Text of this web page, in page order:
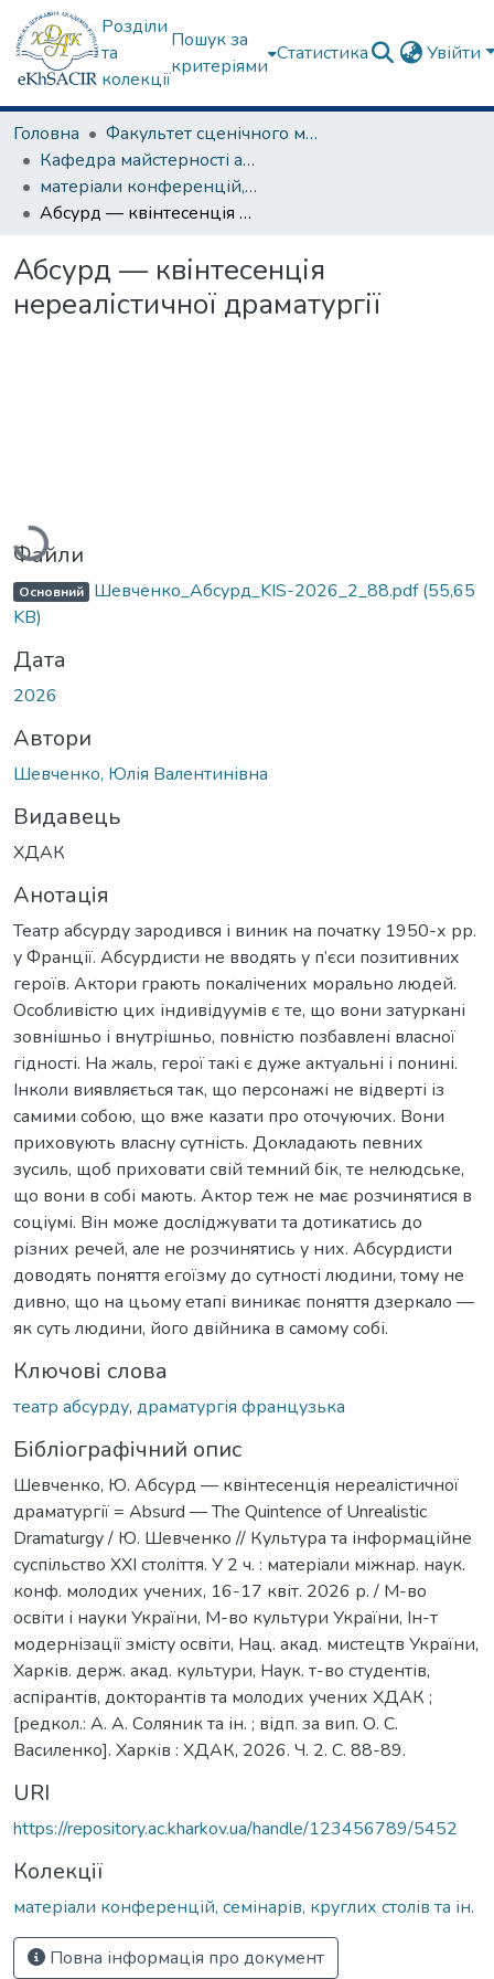
Розділи
та
колекції
Пошук за
критеріями
Статистика Увійти
Головна
Факультет сценічного мистецтва
Кафедра майстерності актора
матеріали конференцій, семінарів, круглих столів та ін.
Абсурд — квінтесенція нереалістичної драматургії
Абсурд — квінтесенція
нереалістичної драматургії
Вантажиться...
Файли
Основний Шевченко_Абсурд_KIS-2026_2_88.pdf(55,65
KB)
Дата
2026
Автори
Шевченко, Юлія Валентинівна
Видавець
ХДАК
Анотація
Театр абсурду зародився і виник на початку 1950-х рр.
у Франції. Абсурдисти не вводять у п’єси позитивних
героїв. Актори грають покалічених морально людей.
Особливістю цих індивідуумів є те, що вони затуркані
зовнішньо і внутрішньо, повністю позбавлені власної
гідності. На жаль, герої такі є дуже актуальні і понині.
Інколи виявляється так, що персонажі не відверті із
самими собою, що вже казати про оточуючих. Вони
приховують власну сутність. Докладають певних
зусиль, щоб приховати свій темний бік, те нелюдське,
що вони в собі мають. Актор теж не має розчинятися в
соціумі. Він може досліджувати та дотикатись до
різних речей, але не розчинятись у них. Абсурдисти
доводять поняття егоїзму до сутності людини, тому не
дивно, що на цьому етапі виникає поняття дзеркало —
як суть людини, його двійника в самому собі.
Ключові слова
театр абсурду, драматургія французька
Бібліографічний опис
Шевченко, Ю. Абсурд — квінтесенція нереалістичної
драматургії = Absurd — The Quintence оf Unrealistic
Dramaturgy / Ю. Шевченко // Культура та інформаційне
суспільство ХХІ століття. У 2 ч. : матеріали міжнар. наук.
конф. молодих учених, 16-17 квіт. 2026 р. / М-во
освіти і науки України, М-во культури України, Ін-т
модернізації змісту освіти, Нац. акад. мистецтв України,
Харків. держ. акад. культури, Наук. т-во студентів,
аспірантів, докторантів та молодих учених ХДАК ;
[редкол.: А. А. Соляник та ін. ; відп. за вип. О. С.
Василенко]. Харків : ХДАК, 2026. Ч. 2. С. 88-89.
URI
https://repository.ac.kharkov.ua/handle/123456789/5452
Колекції
матеріали конференцій, семінарів, круглих столів та ін.
Повна інформація про документ